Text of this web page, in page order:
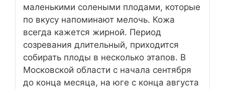
маленькими солеными плодами, которые
по вкусу напоминают мелочь. Кожа
всегда кажется жирной. Период
созревания длительный, приходится
собирать плоды в несколько этапов. В
Московской области с начала сентября
до конца месяца, на юге с конца августа